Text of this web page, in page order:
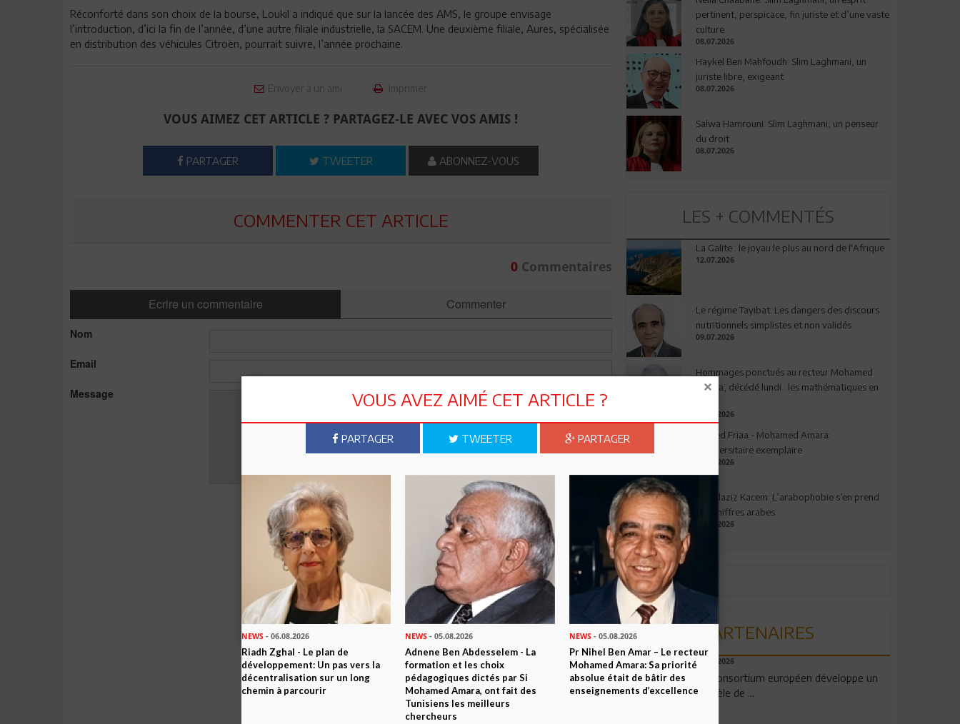
Réconforté dans son choix de la bourse, Loukil a indiqué que sur la lancée des AMS, le groupe envisage
l’introduction, d’ici la fin de l’année, d’une autre filiale industrielle, la SACEM. Une deuxième filiale, Aures, spécialisée
en distribution des véhicules Citroën, pourrait suivre, l’année prochaine.
Envoyer à un ami Imprimer
VOUS AIMEZ CET ARTICLE ? PARTAGEZ-LE AVEC VOS AMIS !
PARTAGER TWEETER ABONNEZ-VOUS
COMMENTER CET ARTICLE
0Commentaires
Ecrire un commentaire Commenter
Nom
Email
Message
pertinent, perspicace, fin juriste et d’une vaste
culture
08.07.2026
Haykel Ben Mahfoudh: Slim Laghmani, un
juriste libre, exigeant
08.07.2026
Salwa Hamrouni: Slim Laghmani, un penseur
du droit
08.07.2026
LES + COMMENTÉS
La Galite : le joyau le plus au nord de l'Afrique
12.07.2026
Le régime Tayibat: Les dangers des discours
nutritionnels simplistes et non validés
09.07.2026
Hommages ponctués au recteur Mohamed
Amara, décédé lundi : les mathématiques en
03.08.2026
Ahmed Friaa - Mohamed Amara:
l’Universitaire exemplaire
04.08.2026
Abdelaziz Kacem: L’arabophobie s’en prend
aux chiffres arabes
09.07.2026
PARTENAIRES
06.08.2026
Un consortium européen développe un
modèle de ...
VOUS AVEZ AIMÉ CET ARTICLE ?
PARTAGER TWEETER PARTAGER
NEWS - 06.08.2026
Riadh Zghal - Le plan de
développement: Un pas vers la
décentralisation sur un long
chemin à parcourir
NEWS - 05.08.2026
Adnene Ben Abdesselem - La
formation et les choix
pédagogiques dictés par Si
Mohamed Amara, ont fait des
Tunisiens les meilleurs
chercheurs
NEWS- 05.08.2026
Pr Nihel Ben Amar – Le recteur
Mohamed Amara: Sa priorité
absolue était de bâtir des
enseignements d’excellence